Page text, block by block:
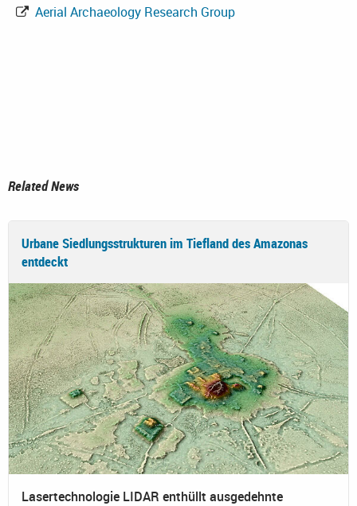
Aerial Archaeology Research Group
Related News
Urbane Siedlungsstrukturen im Tiefland des Amazonas
entdeckt
Lasertechnologie LIDAR enthüllt ausgedehnte